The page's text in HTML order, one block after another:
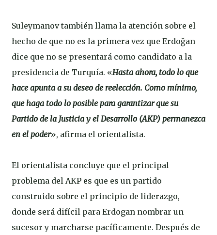
Suleymanov también llama la atención sobre el
hecho de que no es la primera vez que Erdoğan
dice que no se presentará como candidato a la
presidencia de Turquía. «Hasta ahora, todo lo que
hace apunta a su deseo de reelección. Como mínimo,
que haga todo lo posible para garantizar que su
Partido de la Justicia y el Desarrollo (AKP) permanezca
en el poder», afirma el orientalista.
El orientalista concluye que el principal
problema del AKP es que es un partido
construido sobre el principio de liderazgo,
donde será difícil para Erdogan nombrar un
sucesor y marcharse pacíficamente. Después de